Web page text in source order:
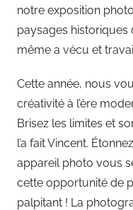
notre exposition
paysages historiques
même a vécu et
Cette année, nous
créativité à l’ère
Brisez les limites et
l’a fait Vincent.
appareil photo vous
cette opportunité de
palpitant ! La